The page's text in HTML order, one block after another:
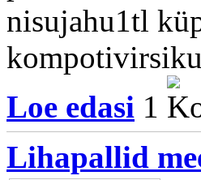
nisujahu1tl
Loe edasi 1
Lihapallid